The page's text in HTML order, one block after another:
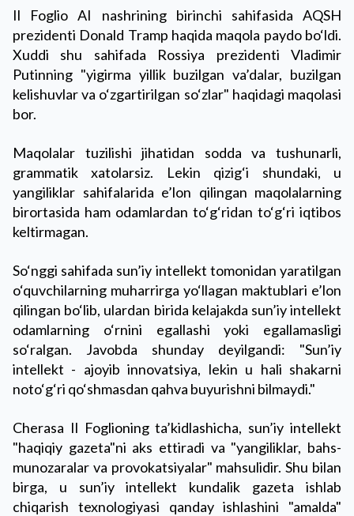
Il Foglio AI nashrining birinchi sahifasida AQSH
prezidenti Donald Tramp haqida maqola paydo bo‘ldi.
Xuddi shu sahifada Rossiya prezidenti Vladimir
Putinning "yigirma yillik buzilgan va’dalar, buzilgan
kelishuvlar va o‘zgartirilgan so‘zlar" haqidagi maqolasi
bor.
Maqolalar tuzilishi jihatidan sodda va tushunarli,
grammatik xatolarsiz. Lekin qizig‘i shundaki, u
yangiliklar sahifalarida e’lon qilingan maqolalarning
birortasida ham odamlardan to‘g‘ridan to‘g‘ri iqtibos
keltirmagan.
So‘nggi sahifada sun’iy intellekt tomonidan yaratilgan
o‘quvchilarning muharrirga yo‘llagan maktublari e’lon
qilingan bo‘lib, ulardan birida kelajakda sun’iy intellekt
odamlarning o‘rnini egallashi yoki egallamasligi
so‘ralgan. Javobda shunday deyilgandi: "Sun’iy
intellekt - ajoyib innovatsiya, lekin u hali shakarni
noto‘g‘ri qo‘shmasdan qahva buyurishni bilmaydi."
Cherasa Il Foglioning ta’kidlashicha, sun’iy intellekt
"haqiqiy gazeta"ni aks ettiradi va "yangiliklar, bahs-
munozaralar va provokatsiyalar" mahsulidir. Shu bilan
birga, u sun’iy intellekt kundalik gazeta ishlab
chiqarish texnologiyasi qanday ishlashini "amalda"